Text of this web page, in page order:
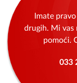
Imate
drugih. Mi vas
pomoći.
033